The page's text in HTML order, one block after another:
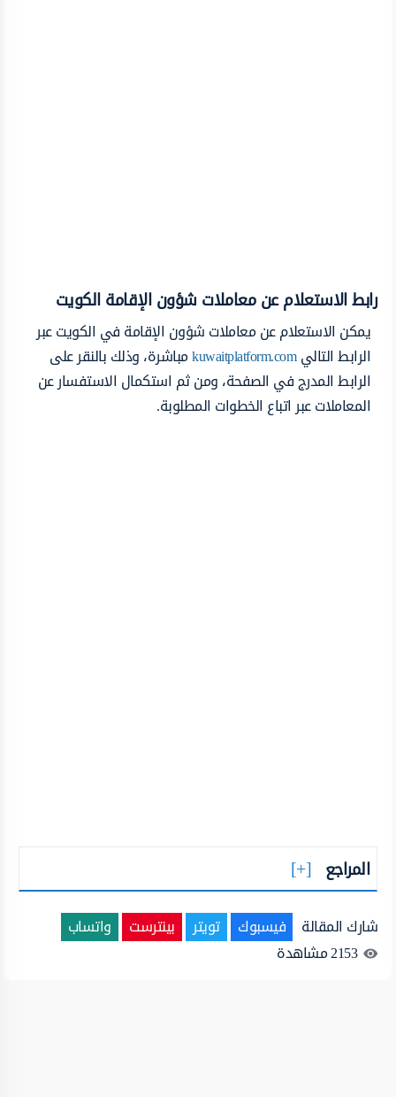
رابط الاستعلام عن معاملات شؤون الإقامة الكويت
يمكن الاستعلام عن معاملات شؤون الإقامة في الكويت عبر
الرابط التاليkuwaitplatform.comمباشرة، وذلك بالنقر على
الرابط المدرج في الصفحة، ومن ثم استكمال الاستفسار عن
المعاملات عبر اتباع الخطوات المطلوبة.
المراجع
شارك المقالة فيسبوك تويتر بينترست
واتساب
2153مشاهدة